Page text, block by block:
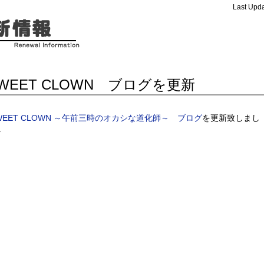
Last
CLOWN ブログを更新
CLOWN ～午前三時のオカシな道化師～ ブログを更新致しまし